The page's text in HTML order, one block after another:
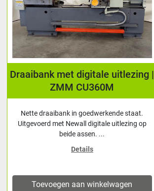
Draaibank met digitale uitlezing |
ZMM CU360M
Nette draaibank in goedwerkende staat.
Uitgevoerd met Newall digitale uitlezing op
beide assen. ...
Details
Toevoegen aan winkelwagen